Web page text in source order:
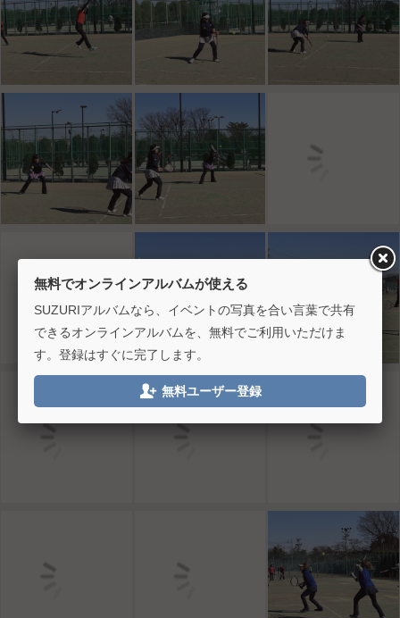
無料でオンラインアルバムが使える
SUZURIアルバムなら、イベントの写真を合い言葉で共有
できるオンラインアルバムを、無料でご利用いただけま
す。登録はすぐに完了します。
 無料ユーザー登録